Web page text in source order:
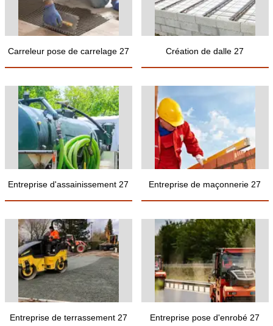
Carreleur pose de carrelage 27 Création de dalle 27
Entreprise d'assainissement 27 Entreprise de maçonnerie 27
Entreprise de terrassement 27 Entreprise pose d'enrobé 27